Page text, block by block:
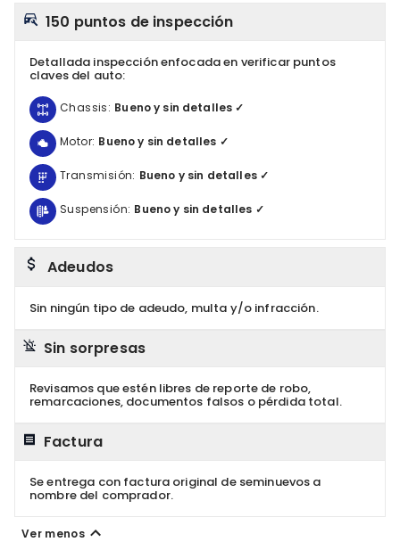
150 puntos de inspección
Detallada inspección enfocada en verificar puntos
claves del auto:
Chassis: Bueno y sin detalles ✓
Motor: Bueno y sin detalles ✓
Transmisión: Bueno y sin detalles ✓
Suspensión: Bueno y sin detalles ✓
Adeudos
Sin ningún tipo de adeudo, multa y/o infracción.
Sin sorpresas
Revisamos que estén libres de reporte de robo,
remarcaciones, documentos falsos o pérdida total.
Factura
Se entrega con factura original de seminuevos a
nombre del comprador.
Ver menos